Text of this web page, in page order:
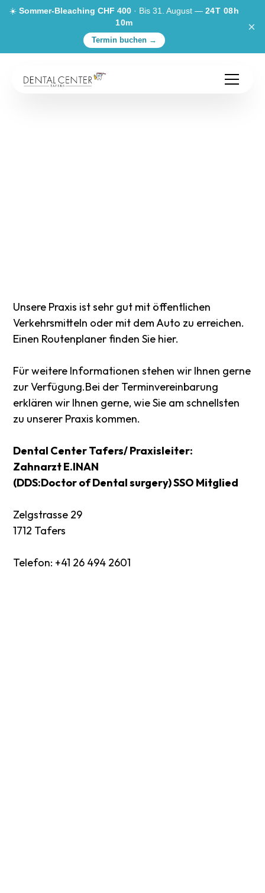
☀️Sommer-Bleaching CHF 400 · Bis 31. August —24T 08h
10m
Termin buchen →
×
Unsere Praxis ist sehr gut mit öffentlichen
Verkehrsmitteln oder mit dem Auto zu erreichen.
Einen Routenplaner finden Sie hier.
Für weitere Informationen stehen wir Ihnen gerne
zur Verfügung.Bei der Terminvereinbarung
erklären wir Ihnen gerne, wie Sie am schnellsten
zu unserer Praxis kommen.
Dental Center Tafers/ Praxisleiter:
Zahnarzt E.INAN
(DDS:Doctor of Dental surgery) SSO Mitglied
Zelgstrasse 29
1712 Tafers
Telefon: +41 26 494 2601